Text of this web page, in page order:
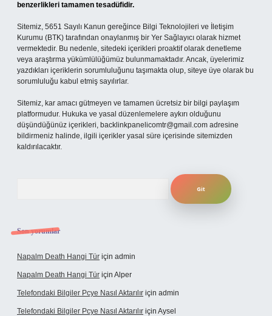
benzerlikleri tamamen tesadüfidir.
Sitemiz, 5651 Sayılı Kanun gereğince Bilgi Teknolojileri ve İletişim
Kurumu (BTK) tarafından onaylanmış bir Yer Sağlayıcı olarak hizmet
vermektedir. Bu nedenle, sitedeki içerikleri proaktif olarak denetleme
veya araştırma yükümlülüğümüz bulunmamaktadır. Ancak, üyelerimiz
yazdıkları içeriklerin sorumluluğunu taşımakta olup, siteye üye olarak bu
sorumluluğu kabul etmiş sayılırlar.
Sitemiz, kar amacı gütmeyen ve tamamen ücretsiz bir bilgi paylaşım
platformudur. Hukuka ve yasal düzenlemelere aykırı olduğunu
düşündüğünüz içerikleri, backlinkpanelicomtr@gmail.com adresine
bildirmeniz halinde, ilgili içerikler yasal süre içerisinde sitemizden
kaldırılacaktır.
Son yorumlar
Napalm Death Hangi Tür için admin
Napalm Death Hangi Tür için Alper
Telefondaki Bilgiler Pcye Nasıl Aktarılır için admin
Telefondaki Bilgiler Pcye Nasıl Aktarılır için Aysel